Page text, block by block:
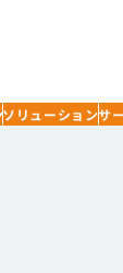
ソリューションサ